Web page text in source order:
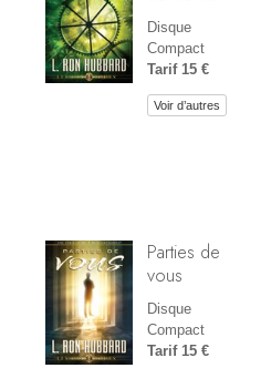
Disque
Compact
Tarif 15 €
Voir d’autres
Parties de
vous
Disque
Compact
Tarif 15 €